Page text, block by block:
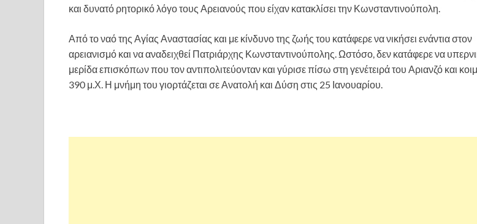
και δυνατό ρητορικό λόγο τους Αρειανούς που είχαν κατακλίσει την Κωνσταντινούπολη.
Από το ναό της Αγίας Αναστασίας και με κίνδυνο της ζωής του κατάφερε να νικήσει ενάντια στον
αρειανισμό και να αναδειχθεί Πατριάρχης Κωνσταντινούπολης. Ωστόσο, δεν κατάφερε να
μερίδα επισκόπων που τον αντιπολιτεύονταν και γύρισε πίσω στη γενέτειρά του Αριανζό και
390 μ.Χ. Η μνήμη του γιορτάζεται σε Ανατολή και Δύση στις 25 Ιανουαρίου.